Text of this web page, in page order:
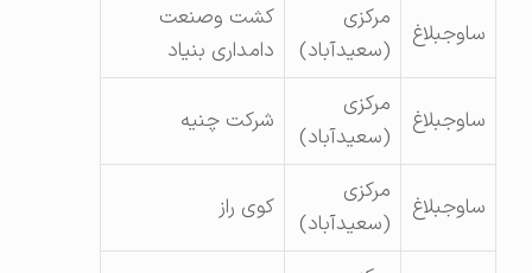
ساوجبلاغ
مرکزی
(سعیدآباد)
کشت وصنعت
دامداری بنیاد
ساوجبلاغ
مرکزی
(سعیدآباد)
شرکت چنیه
ساوجبلاغ
مرکزی
(سعیدآباد)
کوی راز